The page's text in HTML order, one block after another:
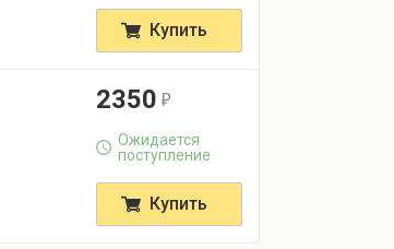
Купить
2350 r
Ожидается
поступление
Купить